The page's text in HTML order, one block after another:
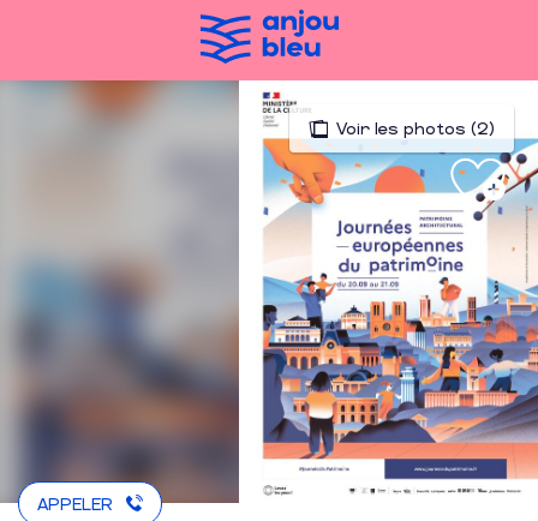
Voir les photos (2)
APPELER